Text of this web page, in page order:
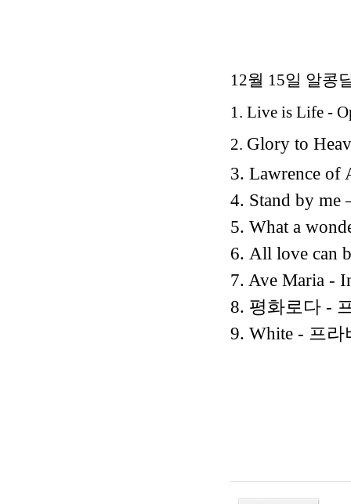
12월 15일 알콩
1. Live is Life -
2. Glory to
3. Lawrence of
4. Stand by me
5. What a
6. All love can
7. Ave Maria -
8. 평화로다 -
9. White - 프라